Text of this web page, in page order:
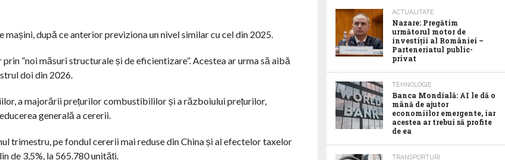
după ce anterior previziona un nivel similar cu cel din 2025.
”noi măsuri structurale și de eficientizare”. Acestea ar urma să aibă
doi din 2026.
a majorării prețurilor combustibililor și a războiului prețurilor,
generală a cererii.
trimestru, pe fondul cererii mai reduse din China și al efectelor taxelor
de 3,5%, la 565.780 unități.
ACTUALITATE
Nazare: Pregătim
următorul motor de
investiții al României –
Parteneriatul public-
privat
TEHNOLOGIE
Banca Mondială: AI le dă o
mână de ajutor
economiilor emergente, iar
acestea ar trebui să profite
de ea
TRANSPORTURI